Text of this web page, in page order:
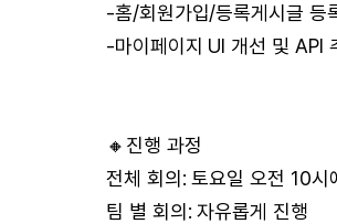
-홈/회원가입/등록게시글 등
-마이페이지 UI 개선 및 API
🔸진행 과정
전체 회의: 토요일 오전 10
팀 별 회의: 자유롭게 진행